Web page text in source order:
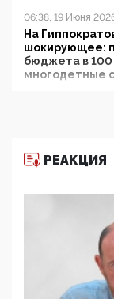
06:38, 19 Июня
На
шокирующее:
бюджета в 100
многодетные
11:53, 09 Июня 2026
повестку в
09:43, 01 Июня
5G за счет
отобрать у
защищать
РЕАКЦИЯ